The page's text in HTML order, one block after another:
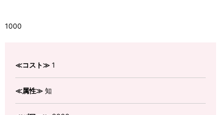
1000
≪コスト≫ 1
≪属性≫ 知